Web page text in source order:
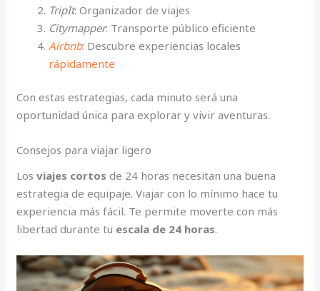
TripIt: Organizador de viajes
Citymapper: Transporte público eficiente
Airbnb: Descubre experiencias locales
rápidamente
Con estas estrategias, cada minuto será una
oportunidad única para explorar y vivir aventuras.
Consejos para viajar ligero
Losviajes cortos de 24 horas necesitan una buena
estrategia de equipaje. Viajar con lo mínimo hace tu
experiencia más fácil. Te permite moverte con más
libertad durante tu escala de 24 horas.